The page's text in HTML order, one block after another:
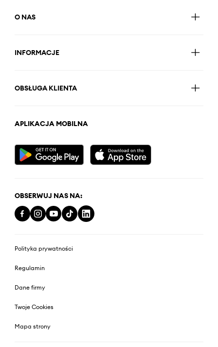
O NAS
INFORMACJE
OBSŁUGA KLIENTA
APLIKACJA MOBILNA
OBSERWUJ NAS NA:
Polityka prywatności
Regulamin
Dane firmy
Twoje Cookies
Mapa strony